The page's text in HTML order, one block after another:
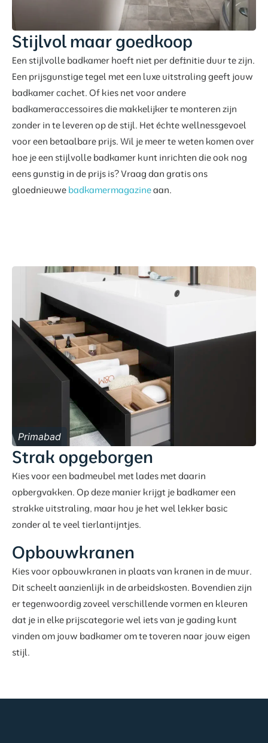
Stijlvol maar goedkoop
Een stijlvolle badkamer hoeft niet per definitie duur te zijn.
Een prijsgunstige tegel met een luxe uitstraling geeft jouw
badkamer cachet. Of kies net voor andere
badkameraccessoires die makkelijker te monteren zijn
zonder in te leveren op de stijl. Het échte wellnessgevoel
voor een betaalbare prijs. Wil je meer te weten komen over
hoe je een stijlvolle badkamer kunt inrichten die ook nog
eens gunstig in de prijs is? Vraag dan gratis ons
gloednieuwe badkamermagazineaan.
Strak opgeborgen
Kies voor een badmeubel met lades met daarin
opbergvakken. Op deze manier krijgt je badkamer een
strakke uitstraling, maar hou je het wel lekker basic
zonder al te veel tierlantijntjes.
Opbouwkranen
Kies voor opbouwkranen in plaats van kranen in de muur.
Dit scheelt aanzienlijk in de arbeidskosten. Bovendien zijn
er tegenwoordig zoveel verschillende vormen en kleuren
dat je in elke prijscategorie wel iets van je gading kunt
vinden om jouw badkamer om te toveren naar jouw eigen
stijl.
Primabad